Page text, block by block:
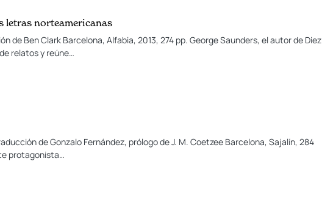
letras norteamericanas
de Ben Clark Barcelona, Alfabia, 2013, 274 pp. George Saunders, el autor de Diez
relatos y reúne…
de Gonzalo Fernández, prólogo de J. M. Coetzee Barcelona, Sajalín, 284
protagonista…